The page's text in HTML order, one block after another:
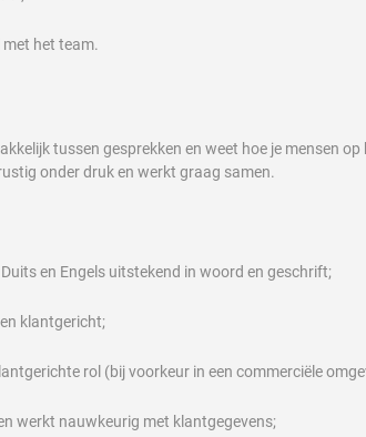
het team.
tussen gesprekken en weet hoe je mensen
onder druk en werkt graag samen.
en Engels uitstekend in woord en geschrift;
klantgericht;
rol (bij voorkeur in een commerciële
werkt nauwkeurig met klantgegevens;